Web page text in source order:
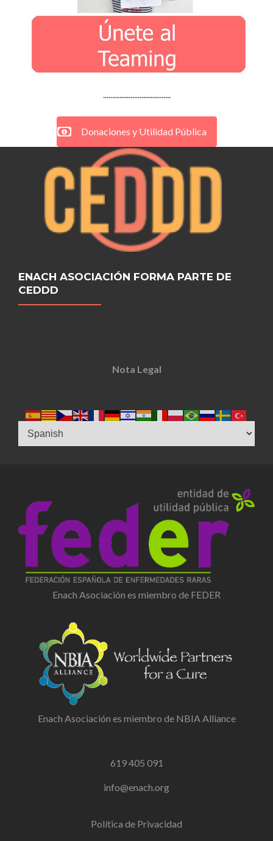
Donaciones y Utilidad Pública
ENACH ASOCIACIÓN FORMA PARTE DE
CEDDD
Nota Legal
Enach Asociación es miembro de FEDER
Enach Asociación es miembro de NBIA Alliance
619 405 091
info@enach.org
Política de Privacidad